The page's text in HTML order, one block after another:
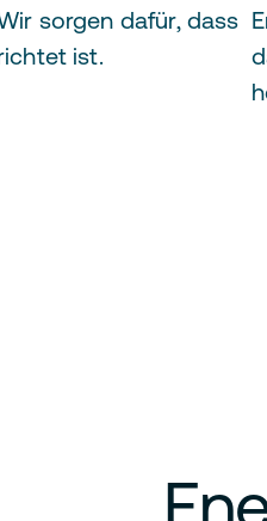
sorgen dafür, dass
ist.